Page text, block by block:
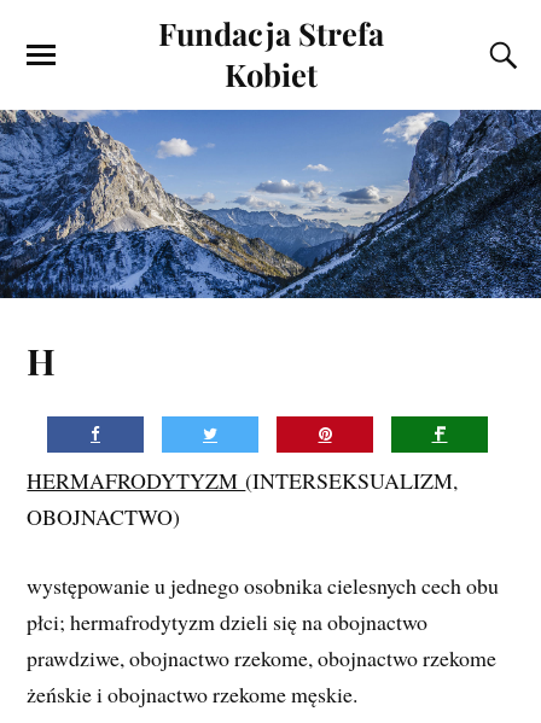
Fundacja Strefa
Kobiet
H
HERMAFRODYTYZM(INTERSEKSUALIZM,
OBOJNACTWO)
występowanie u jednego osobnika cielesnych cech obu
płci; hermafrodytyzm dzieli się na obojnactwo
prawdziwe, obojnactwo rzekome, obojnactwo rzekome
żeńskie i obojnactwo rzekome męskie.